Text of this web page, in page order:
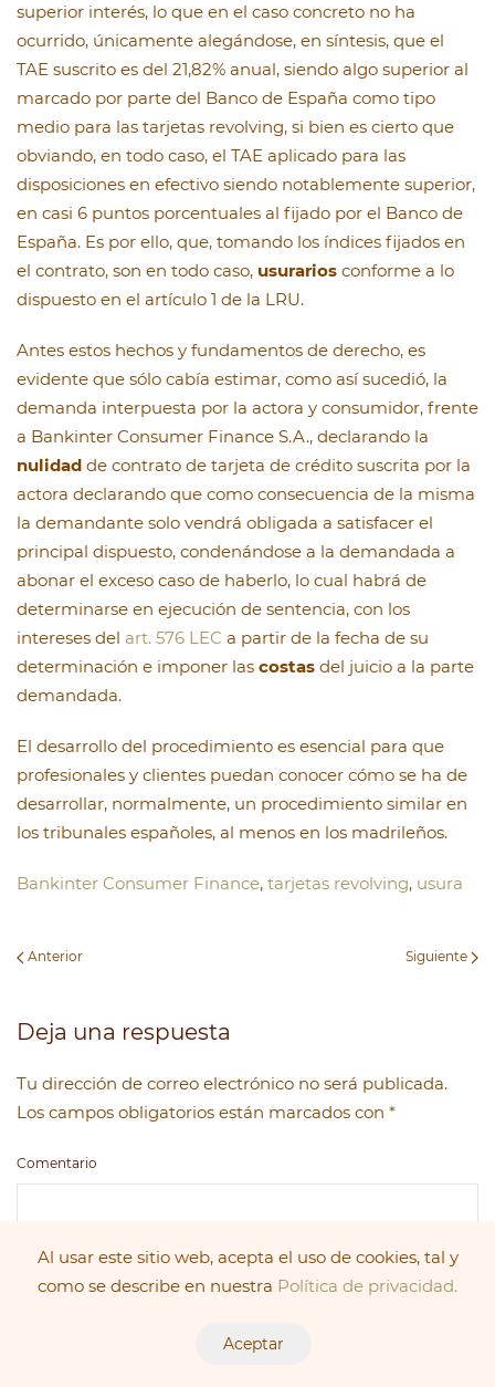
Al usar este sitio web, acepta el uso de cookies, tal y
como se describe en nuestra Política de privacidad.
Aceptar
superior interés, lo que en el caso concreto no ha
ocurrido, únicamente alegándose, en síntesis, que el
TAE suscrito es del 21,82% anual, siendo algo superior al
marcado por parte del Banco de España como tipo
medio para las tarjetas revolving, si bien es cierto que
obviando, en todo caso, el TAE aplicado para las
disposiciones en efectivo siendo notablemente superior,
en casi 6 puntos porcentuales al fijado por el Banco de
España. Es por ello, que, tomando los índices fijados en
el contrato, son en todo caso, usurarios conforme a lo
dispuesto en el artículo 1 de la LRU.
Antes estos hechos y fundamentos de derecho, es
evidente que sólo cabía estimar, como así sucedió, la
demanda interpuesta por la actora y consumidor, frente
a Bankinter Consumer Finance S.A., declarando la
nulidad de contrato de tarjeta de crédito suscrita por la
actora declarando que como consecuencia de la misma
la demandante solo vendrá obligada a satisfacer el
principal dispuesto, condenándose a la demandada a
abonar el exceso caso de haberlo, lo cual habrá de
determinarse en ejecución de sentencia, con los
intereses del art. 576 LEC a partir de la fecha de su
determinación e imponer las costas del juicio a la parte
demandada.
El desarrollo del procedimiento es esencial para que
profesionales y clientes puedan conocer cómo se ha de
desarrollar, normalmente, un procedimiento similar en
los tribunales españoles, al menos en los madrileños.
Bankinter Consumer Finance, tarjetas revolving, usura
Anterior Siguiente
Deja una respuesta
Tu dirección de correo electrónico no será publicada.
Los campos obligatorios están marcados con *
Comentario